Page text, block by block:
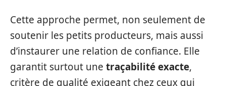
Cette approche permet, non seulement de
soutenir les petits producteurs, mais aussi
d’instaurer une relation de confiance. Elle
garantit surtout une traçabilité exacte,
critère de qualité exigeant chez ceux qui